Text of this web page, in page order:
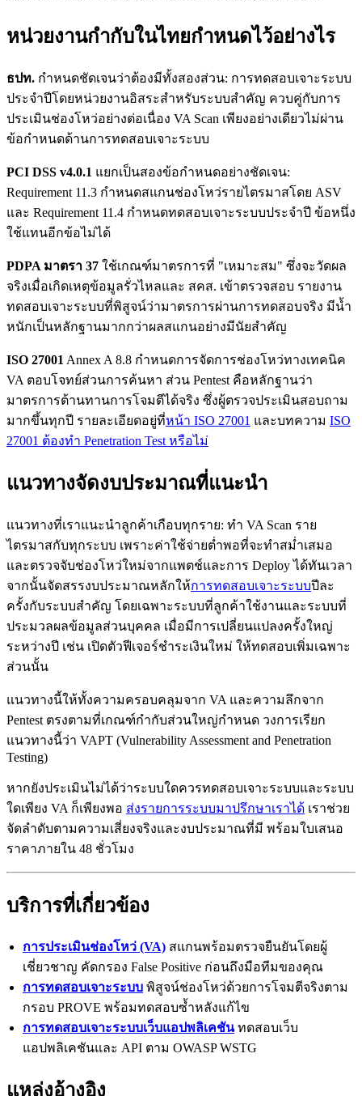
หน่วยงานกำกับในไทยกำหนดไว้อย่างไร
ธปท. กำหนดชัดเจนว่าต้องมีทั้งสองส่วน: การทดสอบเจาะระบบ
ประจำปีโดยหน่วยงานอิสระสำหรับระบบสำคัญ ควบคู่กับการ
ประเมินช่องโหว่อย่างต่อเนื่อง VA Scan เพียงอย่างเดียวไม่ผ่าน
ข้อกำหนดด้านการทดสอบเจาะระบบ
PCI DSS v4.0.1 แยกเป็นสองข้อกำหนดอย่างชัดเจน:
Requirement 11.3 กำหนดสแกนช่องโหว่รายไตรมาสโดย ASV
และ Requirement 11.4 กำหนดทดสอบเจาะระบบประจำปี ข้อหนึ่ง
ใช้แทนอีกข้อไม่ได้
PDPA มาตรา 37 ใช้เกณฑ์มาตรการที่ "เหมาะสม" ซึ่งจะวัดผล
จริงเมื่อเกิดเหตุข้อมูลรั่วไหลและ สคส. เข้าตรวจสอบ รายงาน
ทดสอบเจาะระบบที่พิสูจน์ว่ามาตรการผ่านการทดสอบจริง มีน้ำ
หนักเป็นหลักฐานมากกว่าผลสแกนอย่างมีนัยสำคัญ
ISO 27001 Annex A 8.8 กำหนดการจัดการช่องโหว่ทางเทคนิค
VA ตอบโจทย์ส่วนการค้นหา ส่วน Pentest คือหลักฐานว่า
มาตรการต้านทานการโจมตีได้จริง ซึ่งผู้ตรวจประเมินสอบถาม
มากขึ้นทุกปี รายละเอียดอยู่ที่หน้า ISO 27001 และบทความ ISO
27001 ต้องทำ Penetration Test หรือไม่
แนวทางจัดงบประมาณที่แนะนำ
แนวทางที่เราแนะนำลูกค้าเกือบทุกราย: ทำ VA Scan ราย
ไตรมาสกับทุกระบบ เพราะค่าใช้จ่ายต่ำพอที่จะทำสม่ำเสมอ
และตรวจจับช่องโหว่ใหม่จากแพตช์และการ Deploy ได้ทันเวลา
จากนั้นจัดสรรงบประมาณหลักให้การทดสอบเจาะระบบปีละ
ครั้งกับระบบสำคัญ โดยเฉพาะระบบที่ลูกค้าใช้งานและระบบที่
ประมวลผลข้อมูลส่วนบุคคล เมื่อมีการเปลี่ยนแปลงครั้งใหญ่
ระหว่างปี เช่น เปิดตัวฟีเจอร์ชำระเงินใหม่ ให้ทดสอบเพิ่มเฉพาะ
ส่วนนั้น
แนวทางนี้ให้ทั้งความครอบคลุมจาก VA และความลึกจาก
Pentest ตรงตามที่เกณฑ์กำกับส่วนใหญ่กำหนด วงการเรียก
แนวทางนี้ว่า VAPT (Vulnerability Assessment and Penetration
Testing)
หากยังประเมินไม่ได้ว่าระบบใดควรทดสอบเจาะระบบและระบบ
ใดเพียง VA ก็เพียงพอ ส่งรายการระบบมาปรึกษาเราได้ เราช่วย
จัดลำดับตามความเสี่ยงจริงและงบประมาณที่มี พร้อมใบเสนอ
ราคาภายใน 48 ชั่วโมง
บริการที่เกี่ยวข้อง
การประเมินช่องโหว่ (VA) สแกนพร้อมตรวจยืนยันโดยผู้
เชี่ยวชาญ คัดกรอง False Positive ก่อนถึงมือทีมของคุณ
การทดสอบเจาะระบบ พิสูจน์ช่องโหว่ด้วยการโจมตีจริงตาม
กรอบ PROVE พร้อมทดสอบซ้ำหลังแก้ไข
การทดสอบเจาะระบบเว็บแอปพลิเคชันทดสอบเว็บ
แอปพลิเคชันและ API ตาม OWASP WSTG
แหล่งอ้างอิง